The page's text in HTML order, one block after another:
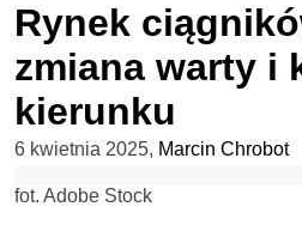
Rynek
zmiana warty i
kierunku
6 kwietnia 2025, Marcin Chrobot
fot. Adobe Stock